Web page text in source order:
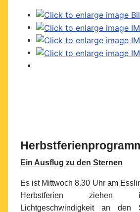
Ein Ausflug zu den Sternen
Es ist Mittwoch 8.30 Uhr am
Herbstferien ziehen
Lichtgeschwindigkeit an den